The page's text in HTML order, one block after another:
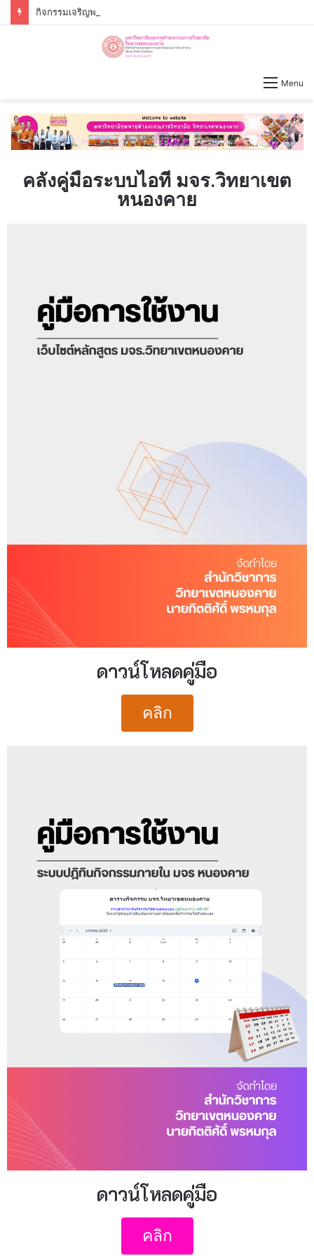
Menu
คลังคู่มือระบบไอที มจร.วิทยาเขต
หนองคาย
ดาวน์โหลดคู่มือ
คลิก
ดาวน์โหลดคู่มือ
คลิก